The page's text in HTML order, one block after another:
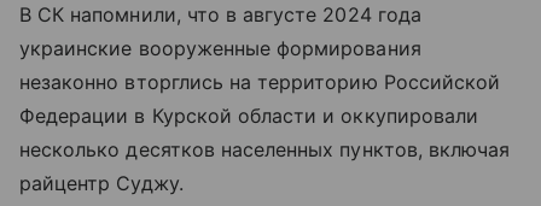
В СК напомнили, что в августе 2024 года
украинские вооруженные формирования
незаконно вторглись на территорию Российской
Федерации в Курской области и оккупировали
несколько десятков населенных пунктов, включая
райцентр Суджу.